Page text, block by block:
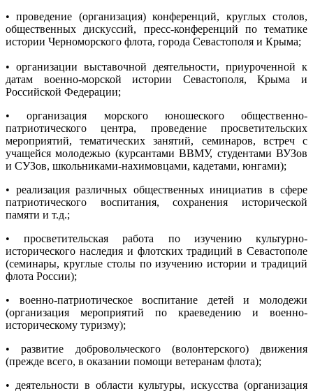
• проведение (организация) конференций, круглых столов,
общественных дискуссий, пресс-конференций по тематике
истории Черноморского флота, города Севастополя и Крыма;
• организации выставочной деятельности, приуроченной к
датам военно-морской истории Севастополя, Крыма и
Российской Федерации;
• организация морского юношеского общественно-
патриотического центра, проведение просветительских
мероприятий, тематических занятий, семинаров, встреч с
учащейся молодежью (курсантами ВВМУ, студентами ВУЗов
и СУЗов, школьниками-нахимовцами, кадетами, юнгами);
• реализация различных общественных инициатив в сфере
патриотического воспитания, сохранения исторической
памяти и т.д.;
• просветительская работа по изучению культурно-
исторического наследия и флотских традиций в Севастополе
(семинары, круглые столы по изучению истории и традиций
флота России);
• военно-патриотическое воспитание детей и молодежи
(организация мероприятий по краеведению и военно-
историческому туризму);
• развитие добровольческого (волонтерского) движения
(прежде всего, в оказании помощи ветеранам флота);
• деятельности в области культуры, искусства (организация